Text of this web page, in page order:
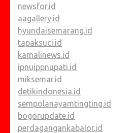
newsfor.id
aagallery.id
hyundaisemarang.id
tapaksuci.id
kamalinews.id
ipnuippnupati.id
miksemar.id
detikindonesia.id
sempolanayamtingting.id
bogorupdate.id
perdagangankabalor.id